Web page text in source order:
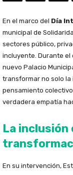
En el marco del Día
municipal de
sectores público,
incluyente. Durante el
nuevo Palacio
transformar no solo
pensamiento
verdadera empatía
La inclusión
En su intervención,